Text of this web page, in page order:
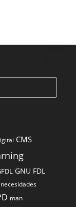
CMS
GNU FDL
man